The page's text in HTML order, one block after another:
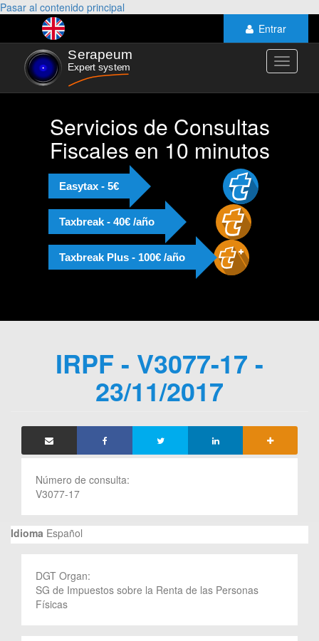
Pasar al contenido principal
Entrar
Toggle
Servicios de Consultas
Fiscales en 10 minutos
Easytax - 5€
Taxbreak - 40€ /año
Taxbreak Plus - 100€ /año
IRPF - V3077-17 -
23/11/2017
Número de consulta:
V3077-17
Idioma Español
DGT Organ:
SG de Impuestos sobre la Renta de las Personas
Físicas